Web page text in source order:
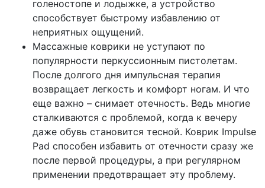
голеностопе и лодыжке, а устройство
способствует быстрому избавлению от
неприятных ощущений.
Массажные коврики не уступают по
популярности перкуссионным пистолетам.
После долгого дня импульсная терапия
возвращает легкость и комфорт ногам. И что
еще важно – снимает отечность. Ведь многие
сталкиваются с проблемой, когда к вечеру
даже обувь становится тесной. Коврик Impulse
Pad способен избавить от отечности сразу же
после первой процедуры, а при регулярном
применении предотвращает эту проблему.